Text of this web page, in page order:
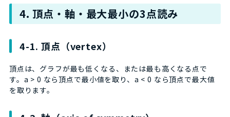
4. 頂点・軸・最大最小の3点読み
4-1. 頂点（vertex）
頂点は、グラフが最も低くなる、または最も高くなる点で
す。a > 0 なら頂点で最小値を取り、a < 0 なら頂点で最大値
を取ります。